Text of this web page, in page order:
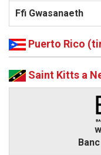
Puerto Rico
Saint Kitts a